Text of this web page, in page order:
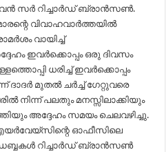
സർ റിച്ചാർഡ് ബ്രാൻ‌സൺ.
വിവാഹവാർത്തയിൽ
വായിച്ച്
ഇവർക്കൊപ്പം ഒരു ദിവസം
ധരിച്ച് ഇവർക്കൊപ്പം
ദാദർ മുതൽ ചർച്ച് ഗേറ്റുവരെ
നിന്ന് പലതും മനസ്സിലാക്കിയും
അദ്ദേഹം സമയം ചെലവഴിച്ചു.
എയർവേയ്സിന്റെ ഓഫീസിലെ
റിച്ചാർഡ് ബ്രാൻ‌സൺ